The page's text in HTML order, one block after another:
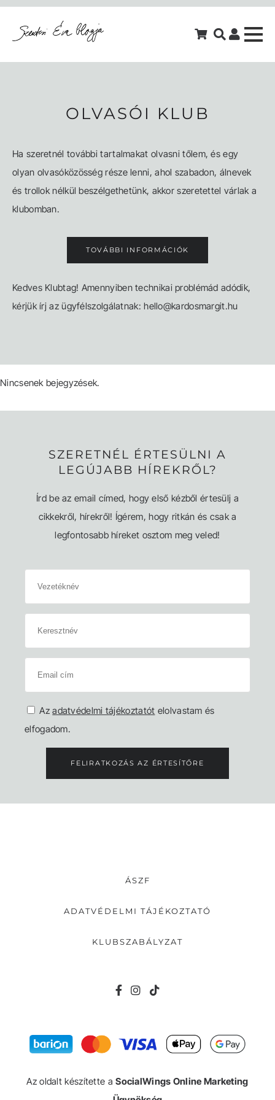
OLVASÓI KLUB
Ha szeretnél további tartalmakat olvasni tőlem, és egy
olyan olvasóközösség része lenni, ahol szabadon, álnevek
és trollok nélkül beszélgethetünk, akkor szeretettel várlak a
klubomban.
TOVÁBBI INFORMÁCIÓK
Kedves Klubtag! Amennyiben technikai problémád adódik,
kérjük írj az ügyfélszolgálatnak: hello@kardosmargit.hu
Nincsenek bejegyzések.
SZERETNÉL ÉRTESÜLNI A
LEGÚJABB HÍREKRŐL?
Írd be az email címed, hogy első kézből értesülj a
cikkekről, hírekről! Ígérem, hogy ritkán és csak a
legfontosabb híreket osztom meg veled!
Azadatvédelmi tájékoztatót elolvastam és
elfogadom.
FELIRATKOZÁS AZ ÉRTESÍTŐRE
ÁSZF
ADATVÉDELMI TÁJÉKOZTATÓ
KLUBSZABÁLYZAT
Az oldalt készítette aSocialWings Online Marketing